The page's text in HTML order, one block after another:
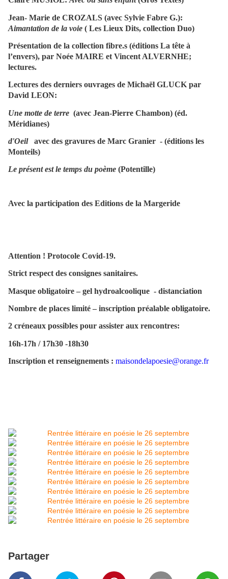
Jean- Marie de CROZALS (avec Sylvie Fabre G.):
Aimantation de la voie ( Les Lieux Dits, collection Duo)
Présentation de la collection fibre.s (éditions La tête à
l’envers), par Noée MAIRE et Vincent ALVERNHE;
lectures.
Lectures des derniers ouvrages de Michaël GLUCK par
David LEON:
Une motte de terre (avec Jean-Pierre Chambon) (éd.
Méridianes)
d'Oeilavec des gravures de Marc Granier - (éditions les
Monteils)
Le présent est le temps du poème (Potentille)
Avec la participation des Editions de la Margeride
Attention ! Protocole Covid-19.
Strict respect des consignes sanitaires.
Masque obligatoire – gel hydroalcoolique - distanciation
Nombre de places limité – inscription préalable obligatoire.
2 créneaux possibles pour assister aux rencontres:
16h-17h / 17h30 -18h30
Inscription et renseignements : maisondelapoesie@orange.fr
Partager